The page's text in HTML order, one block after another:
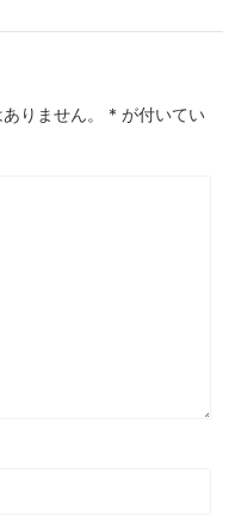
りません。 * が付いてい